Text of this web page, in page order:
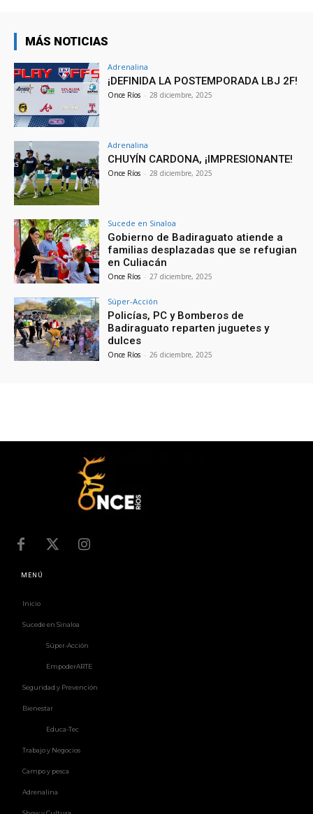
MÁS NOTICIAS
Adrenalina
¡DEFINIDA LA POSTEMPORADA LBJ 2F!
Once Ríos - 28 diciembre, 2025
Adrenalina
CHUYÍN CARDONA, ¡IMPRESIONANTE!
Once Ríos - 28 diciembre, 2025
Sucede en Sinaloa
Gobierno de Badiraguato atiende a
familias desplazadas que se refugian
en Culiacán
Once Ríos - 27 diciembre, 2025
Súper-Acción
Policías, PC y Bomberos de
Badiraguato reparten juguetes y
dulces
Once Ríos - 26 diciembre, 2025
MENÚ
Inicio
Sucede en Sinaloa
Súper-Acción
EmpoderARTE
Seguridad y Prevención
Bienestar
Educa-Tec
Trabajo y Negocios
Campo y pesca
Adrenalina